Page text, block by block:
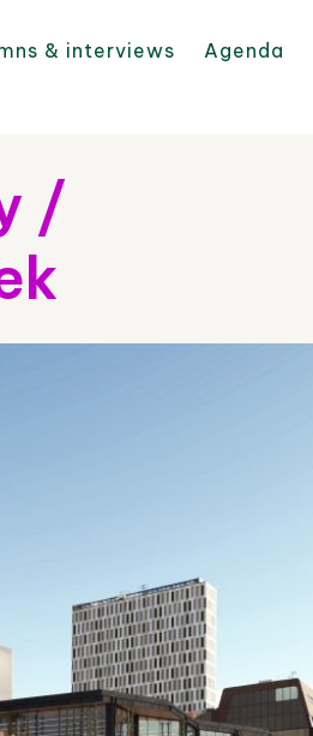
& interviews Agenda
/